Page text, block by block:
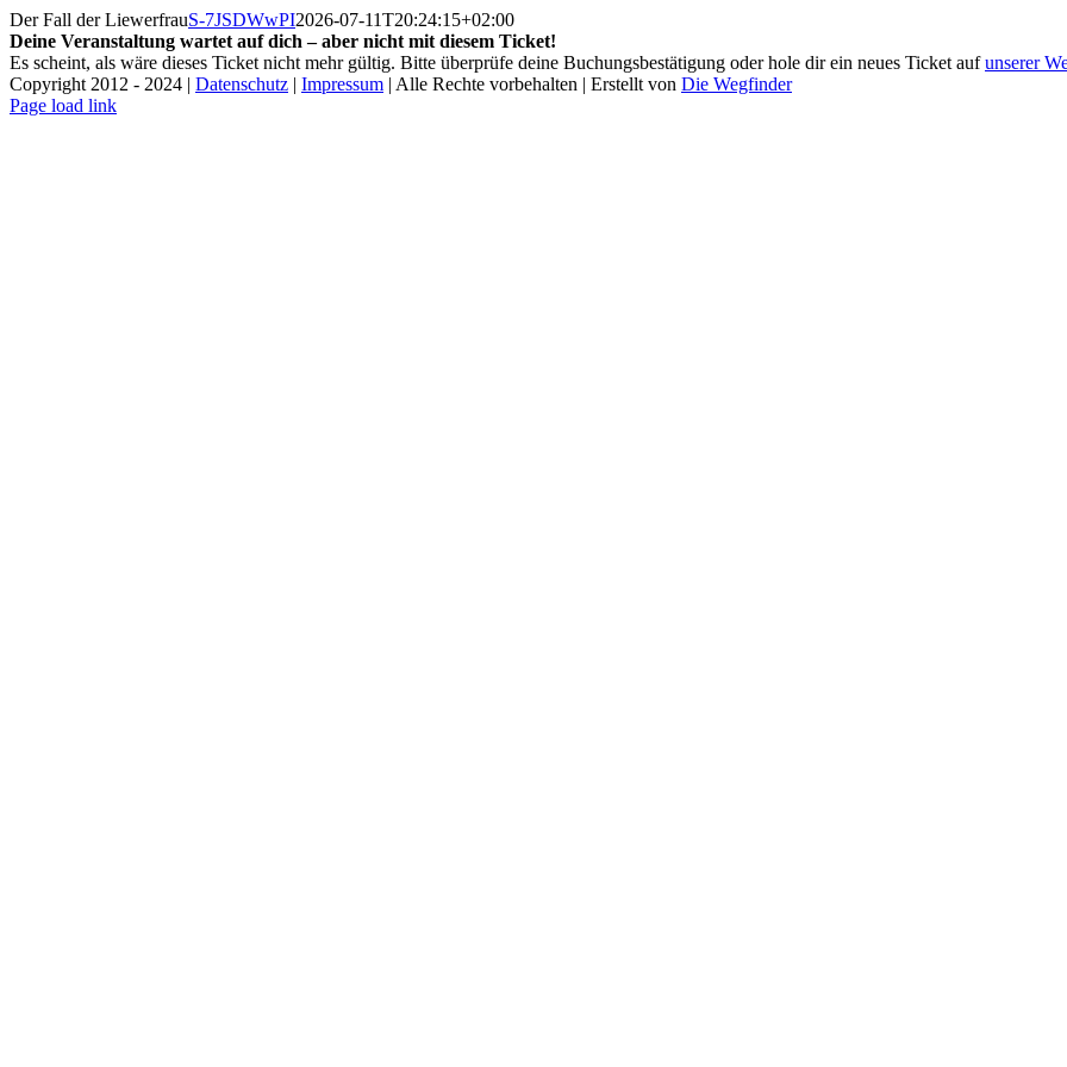
Zum
Inhalt
springen
Der Fall der LiewerfrauS-7JSDWwPI2026-07-11T20:24:15+02:00
Deine Veranstaltung wartet auf dich – aber nicht mit diesem Ticket!
Es scheint, als wäre dieses Ticket nicht mehr gültig. Bitte überprüfe deine Buchungsbestätigung oder hole dir ein neues Ticket aufunserer
Copyright 2012 - 2024 | Datenschutz | Impressum | Alle Rechte vorbehalten | Erstellt von Die Wegfinder
Facebook
Instagram
Page load link